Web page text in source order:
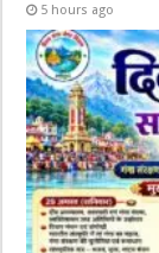
5 hours ago